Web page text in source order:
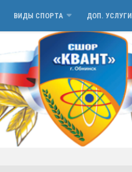
ВИДЫ СПОРТА ДОП. УСЛУГИ